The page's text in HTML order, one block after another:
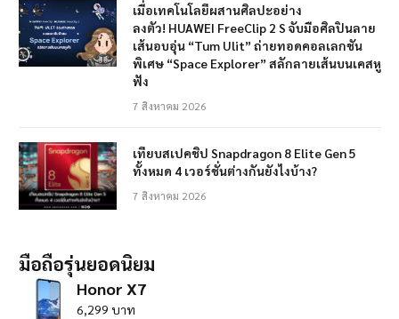
เมื่อเทคโนโลยีผสานศิลปะอย่าง
ลงตัว! HUAWEI FreeClip 2 S จับมือศิลปินลาย
เส้นอบอุ่น “Tum Ulit” ถ่ายทอดคอลเลกชัน
พิเศษ “Space Explorer” สลักลายเส้นบนเคสหู
ฟัง
7 สิงหาคม 2026
เทียบสเปคชิป Snapdragon 8 Elite Gen 5
ทั้งหมด 4 เวอร์ชั่นต่างกันยังไงบ้าง?
7 สิงหาคม 2026
มือถือรุ่นยอดนิยม
Honor X7
6,299 บาท